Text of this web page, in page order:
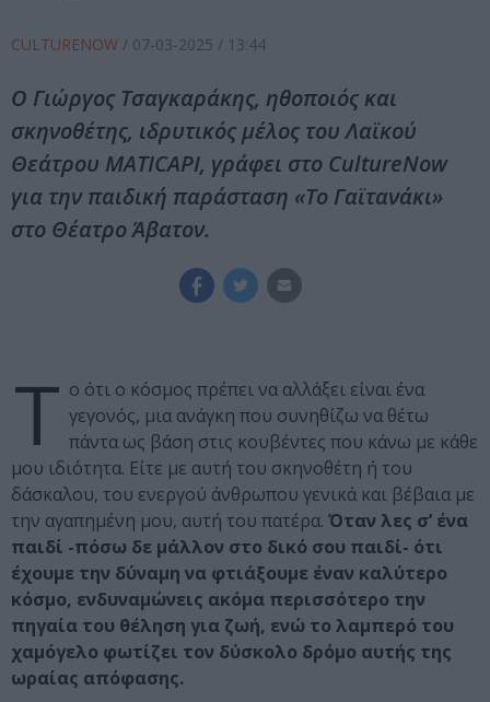
CULTURENOW / 07-03-2025 / 13:44
Ο Γιώργος Τσαγκαράκης, ηθοποιός και
σκηνοθέτης, ιδρυτικός μέλος του Λαϊκού
Θεάτρου MATICAPI, γράφει στο CultureNow
για την παιδική παράσταση «Το Γαϊτανάκι»
στο Θέατρο Άβατον.
Τ ο ότι ο κόσμος πρέπει να αλλάξει είναι ένα
γεγονός, μια ανάγκη που συνηθίζω να θέτω
πάντα ως βάση στις κουβέντες που κάνω με κάθε
μου ιδιότητα. Είτε με αυτή του σκηνοθέτη ή του
δάσκαλου, του ενεργού άνθρωπου γενικά και βέβαια με
την αγαπημένη μου, αυτή του πατέρα. Όταν λες σ’ ένα
παιδί -πόσω δε μάλλον στο δικό σου παιδί- ότι
έχουμε την δύναμη να φτιάξουμε έναν καλύτερο
κόσμο, ενδυναμώνεις ακόμα περισσότερο την
πηγαία του θέληση για ζωή, ενώ το λαμπερό του
χαμόγελο φωτίζει τον δύσκολο δρόμο αυτής της
ωραίας απόφασης.